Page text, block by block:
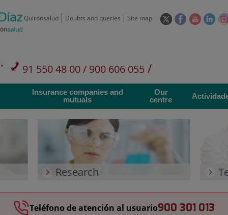
Quirónsalud Doubts and queries Site map
This
pop-
window.
This
pop-
up
This
pop-
up
This
up
91 550 48 00 / 900 606 055/
Private Care: 91 090 05 16
Insurance companies and
mutuals
Our
centre
Research
Teléfono de atención al usuario900 301 013